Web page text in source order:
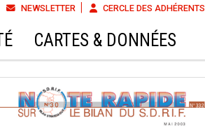
NEWSLETTER CERCLE DES ADHÉRENTS
CARTES & DONNÉES